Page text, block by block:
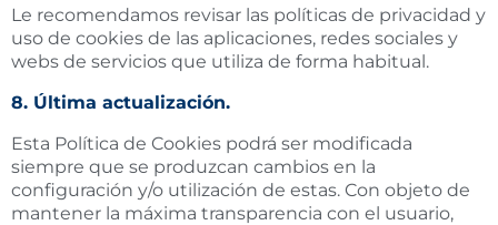
Le recomendamos revisar las políticas de privacidad y
uso de cookies de las aplicaciones, redes sociales y
webs de servicios que utiliza de forma habitual.
8. Última actualización.
Esta Política de Cookies podrá ser modificada
siempre que se produzcan cambios en la
configuración y/o utilización de estas. Con objeto de
mantener la máxima transparencia con el usuario,